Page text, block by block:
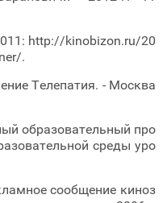
http://kinobizon.ru/20
.
Телепатия. - Москва
образовательный про
среды уро
сообщение киноз